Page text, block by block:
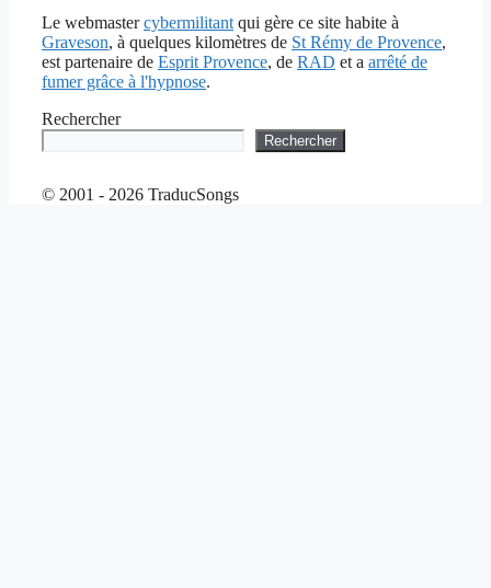
Le webmastercybermilitant qui gère ce site habite à
Graveson, à quelques kilomètres de St Rémy de Provence,
est partenaire de Esprit Provence, de RAD et a arrêté de
fumer grâce à l'hypnose.
Rechercher
Rechercher
© 2001 - 2026 TraducSongs